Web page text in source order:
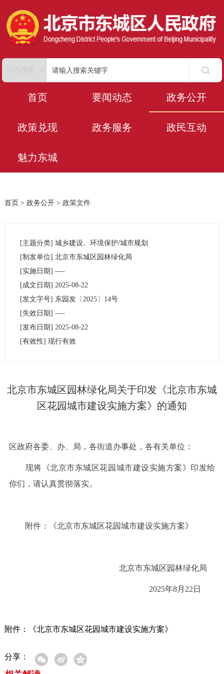
首页 要闻动态 政务公开
政策兑现 政务服务 政民互动
魅力东城
首页 > 政务公开> 政策文件
[主题分类] 城乡建设、环境保护/城市规划
[制发单位] 北京市东城区园林绿化局
[实施日期] ----
[成文日期] 2025-08-22
[发文字号] 东园发〔2025〕 14号
[失效日期] ----
[发布日期] 2025-08-22
[有效性] 现行有效
北京市东城区园林绿化局关于印发《北京市东城
区花园城市建设实施方案》的通知
区政府各委、办、局，各街道办事处，各有关单位：
现将《北京市东城区花园城市建设实施方案》印发给
你们，请认真贯彻落实。
附件：《北京市东城区花园城市建设实施方案》
北京市东城区园林绿化局
2025年8月22日
附件：《北京市东城区花园城市建设实施方案》
分享：